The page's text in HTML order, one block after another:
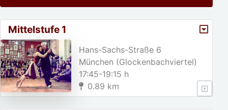
Mittelstufe 1
Hans-Sachs-Straße 6
München (Glockenbachviertel)
17:45-19:15 h
0.89 km